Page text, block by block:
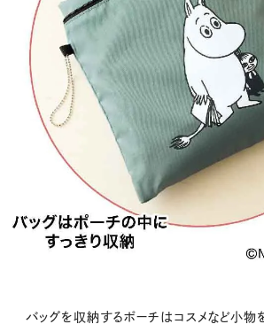
バッグを収納するポーチはコスメなど小物